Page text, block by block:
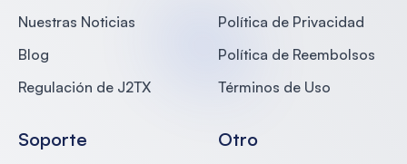
Nuestras Noticias
Blog
Regulación de J2TX
Soporte
Política de Privacidad
Política de Reembolsos
Términos de Uso
Otro